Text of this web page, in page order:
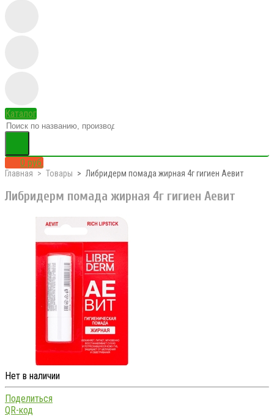
Каталог
0 руб.
Главная Товары Либридерм помада жирная 4г гигиен Аевит
Либридерм помада жирная 4г гигиен Аевит
Нет в наличии
Поделиться
QR-код